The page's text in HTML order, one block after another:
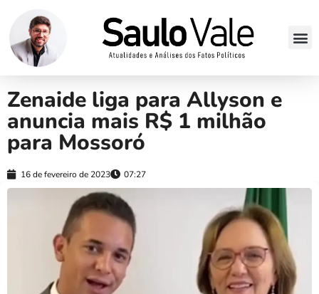
Zenaide liga para Allyson e
anuncia mais R$ 1 milhão
para Mossoró
16 de fevereiro de 2023 07:27